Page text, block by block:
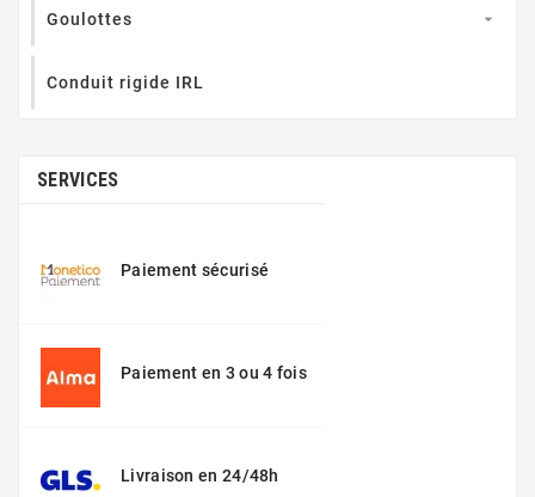
Goulottes 
Conduit rigide IRL
SERVICES
Paiement sécurisé
Paiement en 3 ou 4 fois
Livraison en 24/48h